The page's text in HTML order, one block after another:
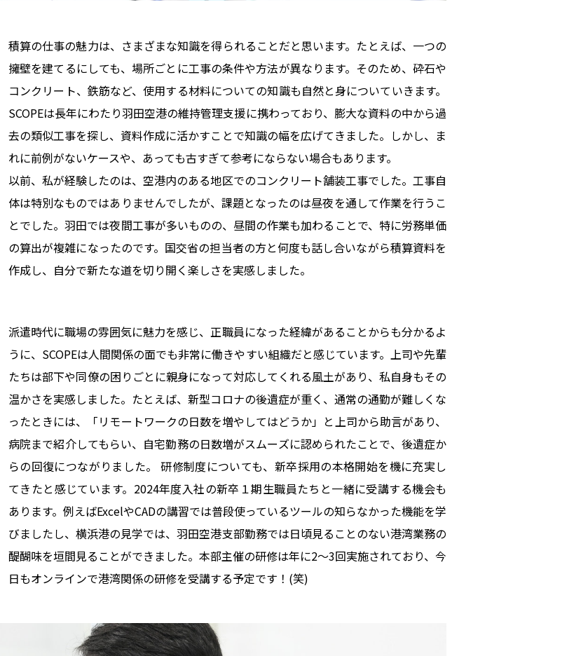
積算の仕事の魅力は、さまざまな知識を得られることだと思います。たとえば、一つの
擁壁を建てるにしても、場所ごとに工事の条件や方法が異なります。そのため、砕石や
コンクリート、鉄筋など、使用する材料についての知識も自然と身についていきます。
SCOPEは長年にわたり羽田空港の維持管理支援に携わっており、膨大な資料の中から過
去の類似工事を探し、資料作成に活かすことで知識の幅を広げてきました。しかし、ま
れに前例がないケースや、あっても古すぎて参考にならない場合もあります。
以前、私が経験したのは、空港内のある地区でのコンクリート舗装工事でした。工事自
体は特別なものではありませんでしたが、課題となったのは昼夜を通して作業を行うこ
とでした。羽田では夜間工事が多いものの、昼間の作業も加わることで、特に労務単価
の算出が複雑になったのです。国交省の担当者の方と何度も話し合いながら積算資料を
作成し、自分で新たな道を切り開く楽しさを実感しました。
派遣時代に職場の雰囲気に魅力を感じ、正職員になった経緯があることからも分かるよ
うに、SCOPEは人間関係の面でも非常に働きやすい組織だと感じています。上司や先輩
たちは部下や同僚の困りごとに親身になって対応してくれる風土があり、私自身もその
温かさを実感しました。たとえば、新型コロナの後遺症が重く、通常の通勤が難しくな
ったときには、「リモートワークの日数を増やしてはどうか」と上司から助言があり、
病院まで紹介してもらい、自宅勤務の日数増がスムーズに認められたことで、後遺症か
らの回復につながりました。 研修制度についても、新卒採用の本格開始を機に充実し
てきたと感じています。2024年度入社の新卒１期生職員たちと一緒に受講する機会も
あります。例えばExcelやCADの講習では普段使っているツールの知らなかった機能を学
びましたし、横浜港の見学では、羽田空港支部勤務では日頃見ることのない港湾業務の
醍醐味を垣間見ることができました。本部主催の研修は年に2〜3回実施されており、今
日もオンラインで港湾関係の研修を受講する予定です！(笑)